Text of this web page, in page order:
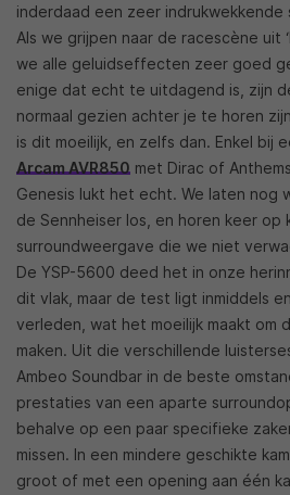
inderdaad een zeer
Als we grijpen naar de racescène uit
we alle geluidseffecten zeer goed
enige dat echt te uitdagend is, zijn
normaal gezien achter je te horen
is dit moeilijk, en zelfs dan. Enkel bij
Arcam AVR850 met Dirac of
Genesis lukt het echt. We laten nog
de Sennheiser los, en horen keer op
surroundweergave die we niet
De YSP-5600 deed het in onze
dit vlak, maar de test ligt inmiddels
verleden, wat het moeilijk maakt om
maken. Uit die verschillende
Ambeo Soundbar in de beste
prestaties van een aparte
behalve op een paar specifieke
missen. In een mindere geschikte
groot of met een opening aan één